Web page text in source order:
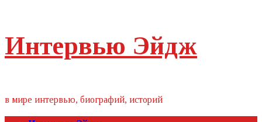
контент
Интервью Эйдж
в мире интервью, биографий, историй